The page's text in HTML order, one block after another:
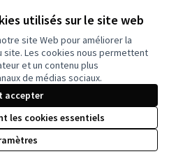
utilisés sur le site web
site Web pour améliorer la
Les cookies nous permettent
et un contenu plus
de médias sociaux.
accepter
les cookies essentiels
Charlemagne